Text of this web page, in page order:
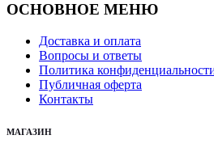
ОСНОВНОЕ МЕНЮ
Доставка и оплата
Вопросы и ответы
Политика
Публичная оферта
Контакты
МАГАЗИН